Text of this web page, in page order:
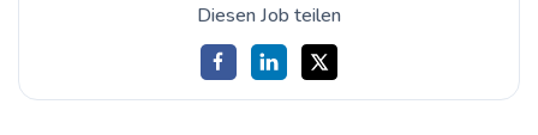
Diesen Job teilen